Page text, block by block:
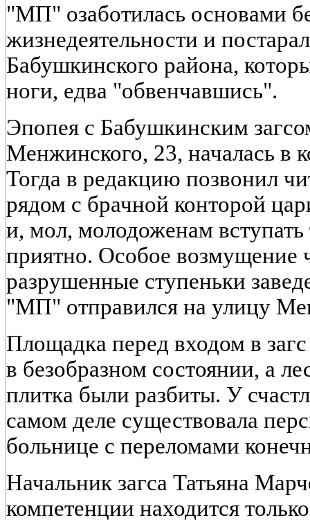
"МП" озаботилась основами
жизнедеятельности и
Бабушкинского района,
ноги, едва "обвенчавшись".
Эпопея с Бабушкинским
Менжинского, 23, началась в
Тогда в редакцию позвонил
рядом с брачной конторой
и, мол, молодоженам вступать
приятно. Особое возмущение
разрушенные ступеньки
"МП" отправился на улицу
Площадка перед входом в загс
в безобразном состоянии, а
плитка были разбиты. У
самом деле существовала
больнице с переломами
Начальник загса Татьяна
компетенции находится